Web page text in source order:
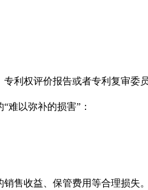
权评价报告或者专利复审委员
以弥补的损害”：
售收益、保管费用等合理损失。